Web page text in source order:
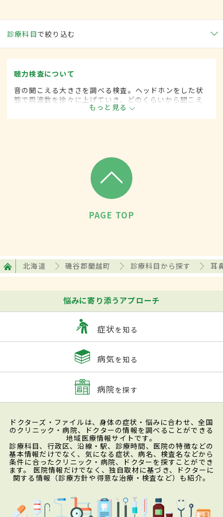
診療科目で絞り込む
聴力検査について
音の聞こえる大きさを調べる検査。ヘッドホンをした状
態で周波数を徐々に上げていき、どのくらいから聞こえ
始めるかボタンを押して測定する。健康診断のほか、難
聴やめまいが疑われる際にも実施される。
もっと見る
PAGE TOP
北海道 磯谷郡蘭越町 診療科目から探す 耳
悩みに寄り添うアプローチ
症状を知る
病気を知る
病院を探す
ドクターズ・ファイルは、身体の症状・悩みに合わせ、全国
のクリニック・病院、ドクターの情報を調べることができる
地域医療情報サイトです。
診療科目、行政区、沿線・駅、診療時間、医院の特徴などの
基本情報だけでなく、気になる症状、病名、検査名などから
条件に合ったクリニック・病院、ドクターを探すことができ
ます。 医院情報だけでなく、独自取材に基づき、ドクターに
関する情報（診療方針や得意な治療・検査など）も紹介。